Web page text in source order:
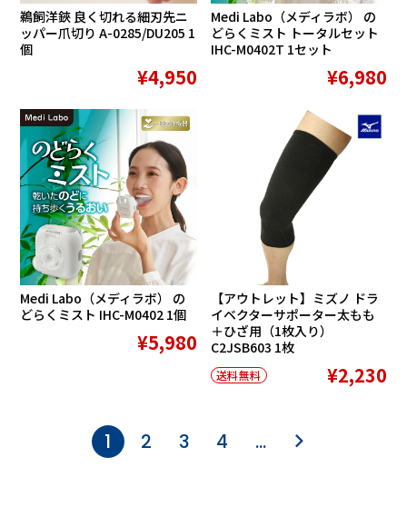
鵜飼洋鋏 良く切れる細刃先ニ
ッパー爪切り A-0285/DU205 1
個
¥4,950
Medi Labo（メディラボ） の
どらくミスト トータルセット
IHC-M0402T 1セット
¥6,980
Medi Labo（メディラボ） の
どらくミスト IHC-M0402 1個
¥5,980
在庫切れ
【アウトレット】ミズノ ドラ
イベクターサポーター太もも
＋ひざ用（1枚入り）
C2JSB603 1枚
送料無料 ¥2,230
1 2 3 4 …